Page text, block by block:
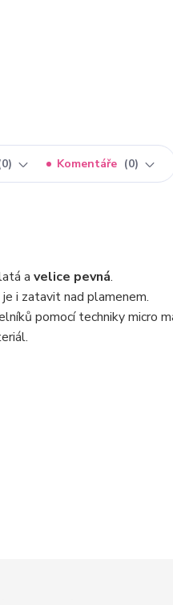
0 Komentáře 0
a velice pevná.
i zatavit nad plamenem.
pomocí techniky micro